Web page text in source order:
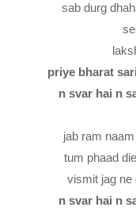
sab durg
priye bharat
n svar hai n
jab ram
tum phaad
vismit jag ne
n svar hai n